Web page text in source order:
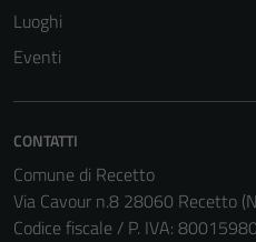
Luoghi
Eventi
CONTATTI
Comune di Recetto
Via Cavour n.8 28060 Recetto
Codice fiscale / P. IVA: